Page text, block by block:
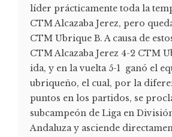
líder prácticamente toda la
CTM Alcazaba Jerez, pero
CTM Ubrique B. A causa de
CTM Alcazaba Jerez 4-2 CTM
ida, y en la vuelta 5-1 ganó el
ubriqueño, el cual, por la
puntos en los partidos, se
subcampeón de Liga en
Andaluza y asciende